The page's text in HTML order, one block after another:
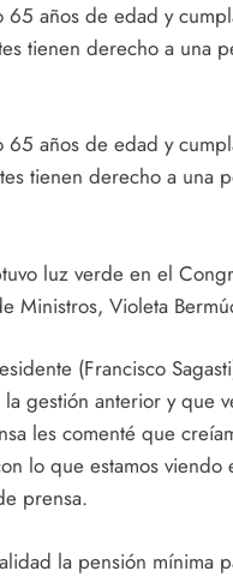
años de edad y
tienen derecho a una
años de edad y
tienen derecho a una
luz verde en el
Ministros, Violeta
(Francisco
gestión anterior y que
les comenté que
lo que estamos
prensa.
la pensión mínima